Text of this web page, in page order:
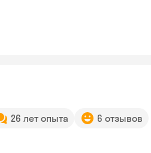
26 лет опыта 6 отзывов